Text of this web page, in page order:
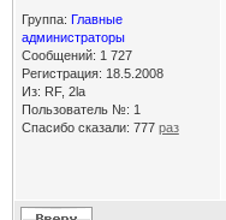
Группа: Главные
администраторы
Сообщений: 1 727
Регистрация: 18.5.2008
Из: RF, 2la
Пользователь №: 1
Спасибо сказали: 777 раз